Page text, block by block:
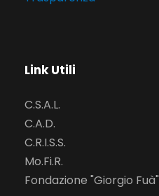
Link Utili
C.S.A.L.
C.A.D.
C.R.I.S.S.
Mo.Fi.R.
Fondazione "Giorgio Fuà"